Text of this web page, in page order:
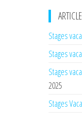
Stages
Stages
Stages
2025
Stages